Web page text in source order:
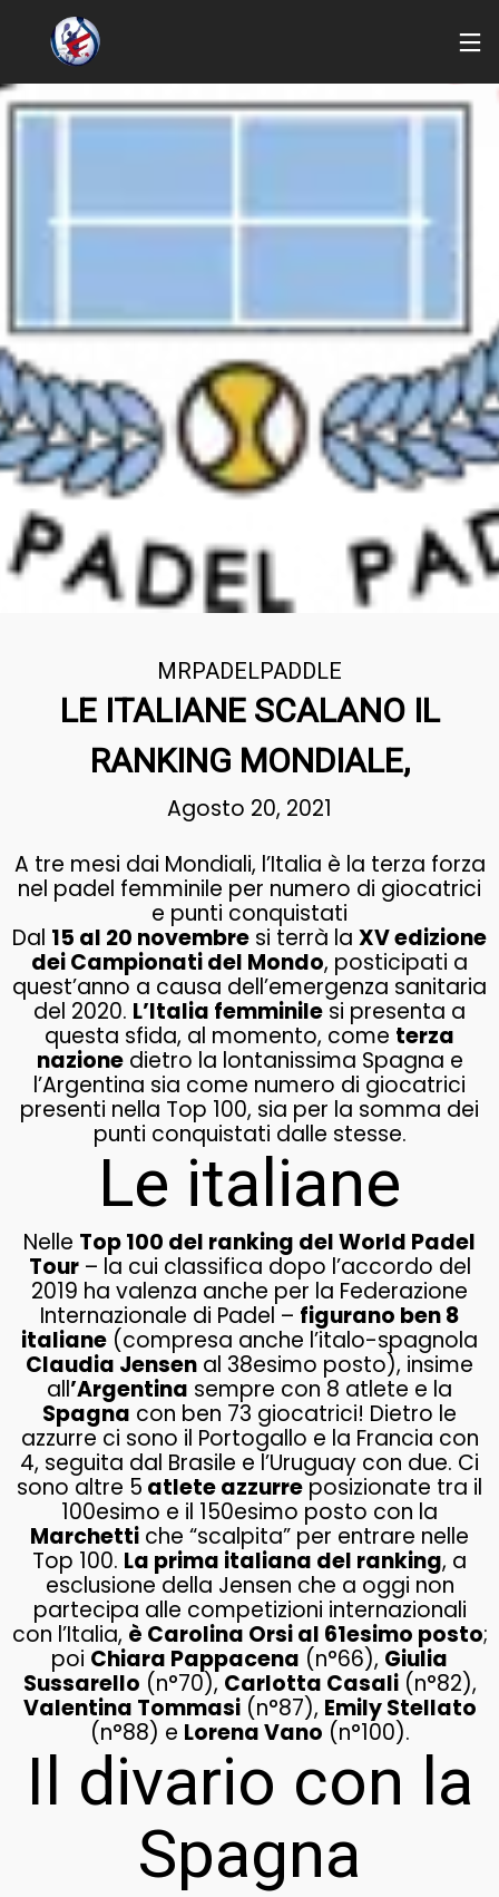
MRPADELPADDLE
LE ITALIANE SCALANO IL
RANKING MONDIALE,
Agosto 20, 2021
A tre mesi dai Mondiali, l’Italia è la terza forza
nel padel femminile per numero di giocatrici
e punti conquistati
Dal 15 al 20 novembre si terrà la XV edizione
dei Campionati del Mondo, posticipati a
quest’anno a causa dell’emergenza sanitaria
del 2020. L’Italia femminile si presenta a
questa sfida, al momento, come terza
nazionedietro la lontanissima Spagna e
l’Argentina sia come numero di giocatrici
presenti nella Top 100, sia per la somma dei
punti conquistati dalle stesse.
Le italiane
Nelle Top 100 del ranking del World Padel
Tour– la cui classifica dopo l’accordo del
2019 ha valenza anche per la Federazione
Internazionale di Padel – figurano ben 8
italiane (compresa anche l’italo-spagnola
Claudia Jensen al 38esimo posto), insime
all’Argentina sempre con 8 atlete e la
Spagna con ben 73 giocatrici! Dietro le
azzurre ci sono il Portogallo e la Francia con
4, seguita dal Brasile e l’Uruguay con due. Ci
sono altre 5 atlete azzurre posizionate tra il
100esimo e il 150esimo posto con la
Marchetti che “scalpita” per entrare nelle
Top 100. La prima italiana del ranking, a
esclusione della Jensen che a oggi non
partecipa alle competizioni internazionali
con l’Italia, è Carolina Orsi al 61esimo posto;
poi Chiara Pappacena (n°66), Giulia
Sussarello (n°70), Carlotta Casali(n°82),
Valentina Tommasi(n°87), Emily Stellato
(n°88) e Lorena Vano (n°100).
Il divario con la
Spagna